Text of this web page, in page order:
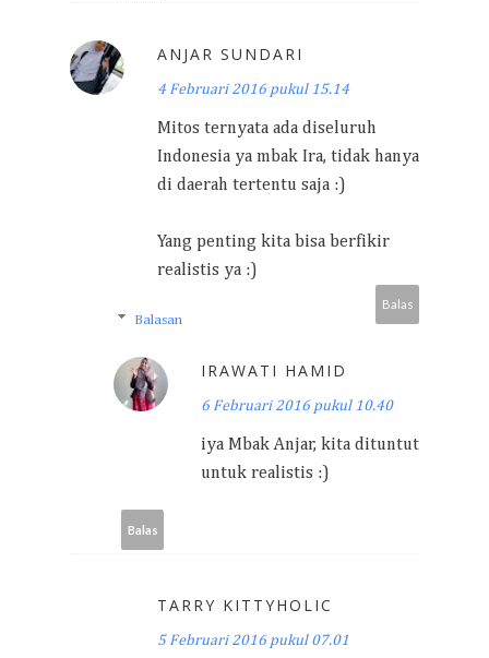
ANJAR SUNDARI
4 Februari 2016 pukul 15.14
Mitos ternyata ada diseluruh
Indonesia ya mbak Ira, tidak hanya
di daerah tertentu saja :)
Yang penting kita bisa berfikir
realistis ya :)
Balas
Balasan
IRAWATI HAMID
6 Februari 2016 pukul 10.40
iya Mbak Anjar, kita dituntut
untuk realistis :)
Balas
TARRY KITTYHOLIC
5 Februari 2016 pukul 07.01